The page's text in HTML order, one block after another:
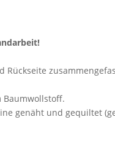
Baumwollstoff.
genäht und gequiltet